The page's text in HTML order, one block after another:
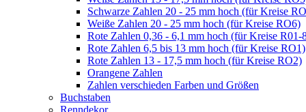
Schwarze Zahlen 20 - 25 mm hoch (für Kreise
Weiße Zahlen 20 - 25 mm hoch (für Kreise RO6)
Rote Zahlen 0,36 - 6,1 mm hoch (für Kreise R01-
Rote Zahlen 6,5 bis 13 mm hoch (für Kreise RO1)
Rote Zahlen 13 - 17,5 mm hoch (für Kreise RO2)
Orangene Zahlen
Zahlen verschieden Farben und Größen
Buchstaben
Renndekor